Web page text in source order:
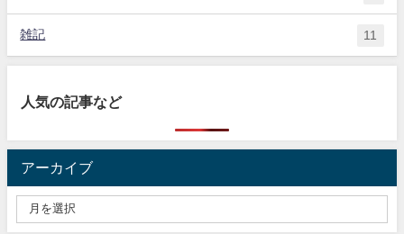
雑記 11
人気の記事など
アーカイブ